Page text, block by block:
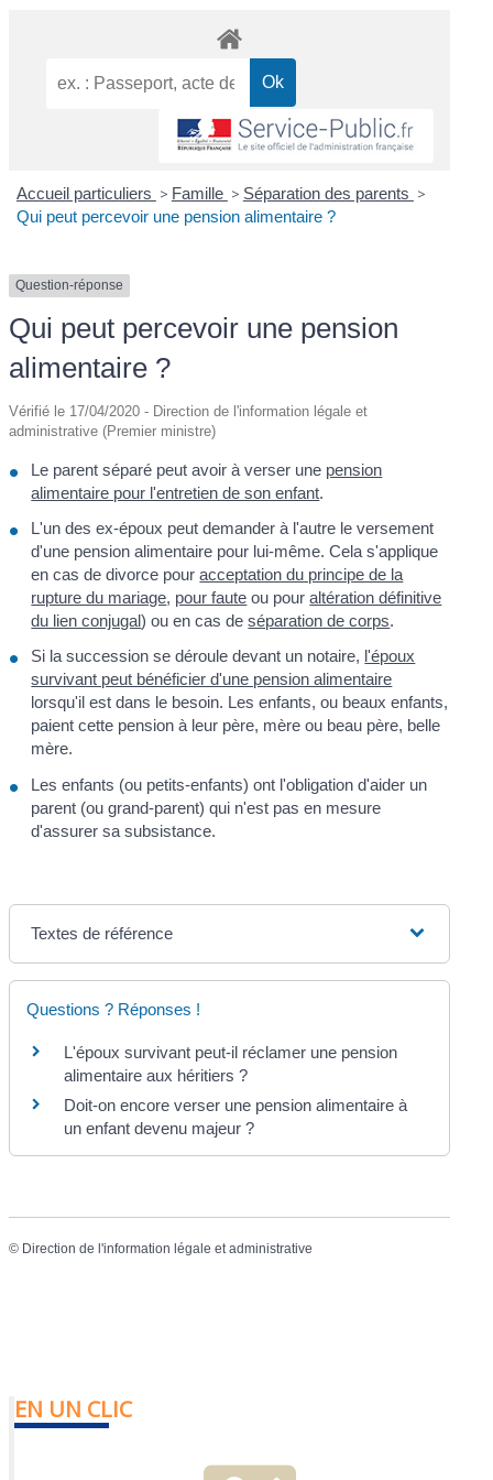
Accueil particuliers > Famille > Séparation des parents >
Qui peut percevoir une pension alimentaire ?
Question-réponse
Qui peut percevoir une pension
alimentaire ?
Vérifié le 17/04/2020 - Direction de l'information légale et
administrative (Premier ministre)
Le parent séparé peut avoir à verser une pension
alimentaire pour l'entretien de son enfant.
L'un des ex-époux peut demander à l'autre le versement
d'une pension alimentaire pour lui-même. Cela s'applique
en cas de divorce pouracceptation du principe de la
rupture du mariage, pour faute ou pouraltération définitive
du lien conjugal) ou en cas deséparation de corps.
Si la succession se déroule devant un notaire, l'époux
survivant peut bénéficier d'une pension alimentaire
lorsqu'il est dans le besoin. Les enfants, ou beaux enfants,
paient cette pension à leur père, mère ou beau père, belle
mère.
Les enfants (ou petits-enfants) ont l'obligation d'aider un
parent (ou grand-parent) qui n'est pas en mesure
d'assurer sa subsistance.
Textes de référence
Questions ? Réponses !
L'époux survivant peut-il réclamer une pension
alimentaire aux héritiers ?
Doit-on encore verser une pension alimentaire à
un enfant devenu majeur ?
© Direction de l'information légale et administrative
EN UN CLIC